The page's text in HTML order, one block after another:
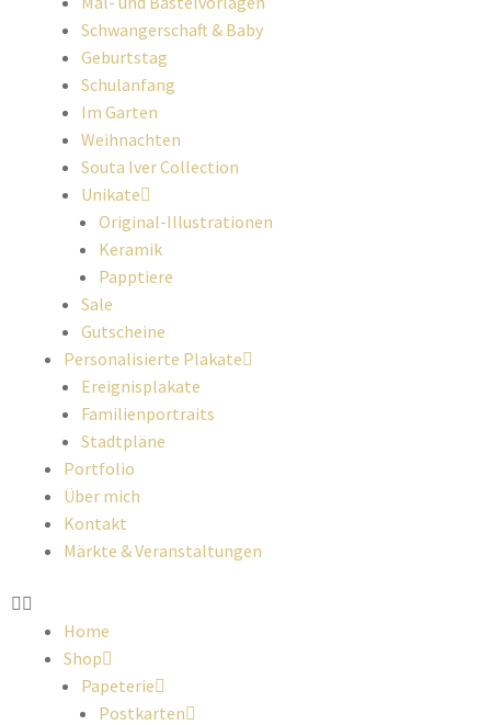
Schwangerschaft & Baby
Geburtstag
Schulanfang
Im Garten
Weihnachten
Souta Iver Collection
Unikate
Original-Illustrationen
Keramik
Papptiere
Sale
Gutscheine
Personalisierte Plakate
Ereignisplakate
Familienportraits
Stadtpläne
Portfolio
Über mich
Kontakt
Märkte & Veranstaltungen
Home
Shop
Papeterie
Postkarten